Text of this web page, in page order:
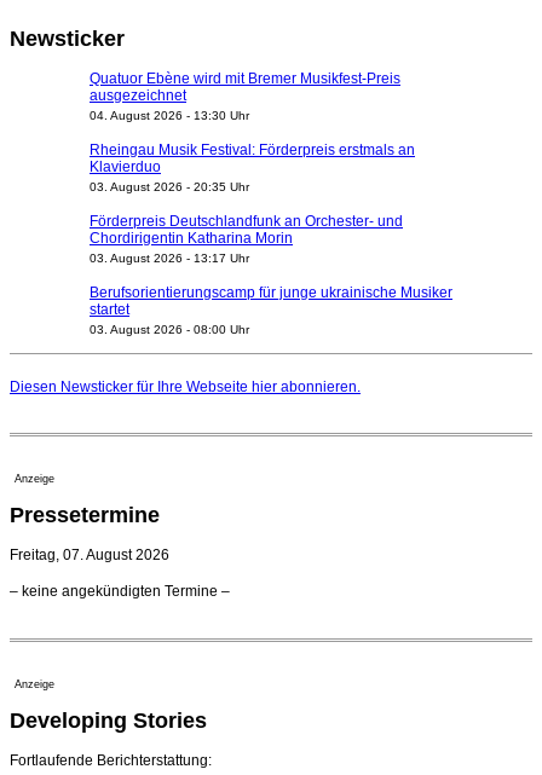
Newsticker
Quatuor Ebène wird mit Bremer Musikfest-Preis
ausgezeichnet
04. August 2026 - 13:30 Uhr
Rheingau Musik Festival: Förderpreis erstmals an
Klavierduo
03. August 2026 - 20:35 Uhr
Förderpreis Deutschlandfunk an Orchester- und
Chordirigentin Katharina Morin
03. August 2026 - 13:17 Uhr
Berufsorientierungscamp für junge ukrainische Musiker
startet
03. August 2026 - 08:00 Uhr
Nationaltheater Mannheim
Regensburger Generalmusikdirektor Stefan Veselka
Kammerorchester Heilbronn: Chefdirigent Risto Joost
verlängert bis 2030
Ensemblemitglieder
Dirigent Nicolás Pasquet mit Würth-Preis der
Jeunesses Musicales ausgezeichnet
07. August 2026 - 13:20 Uhr
Diesen Newsticker für Ihre Webseite hier abonnieren.
Anzeige
Pressetermine
Freitag, 07. August 2026
– keine angekündigten Termine –
Anzeige
Developing Stories
Fortlaufende Berichterstattung: